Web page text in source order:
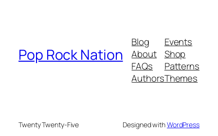
Pop Rock Nation
Blog
About
FAQs
Authors
Events
Shop
Patterns
Themes
Twenty Twenty-Five Designed withWordPress